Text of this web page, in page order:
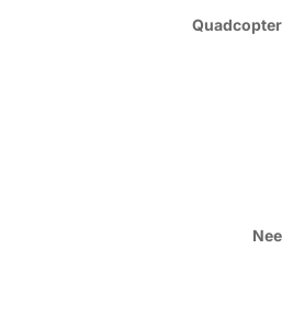
Quadcopter
Nee